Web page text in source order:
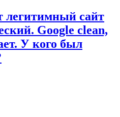
легитимный сайт
Google clean,
У кого был